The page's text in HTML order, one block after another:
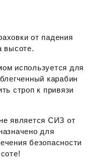
от падения
высоте.
используется для
карабин
строп к привязи
является СИЗ от
для
безопасности